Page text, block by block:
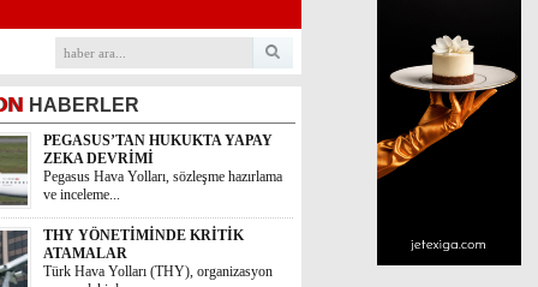
HABERLER
PEGASUS’TAN HUKUKTA YAPAY
ZEKA DEVRİMİ
Pegasus Hava Yolları, sözleşme hazırlama
ve inceleme...
THY YÖNETİMİNDE KRİTİK
ATAMALAR
Türk Hava Yolları (THY), organizasyon